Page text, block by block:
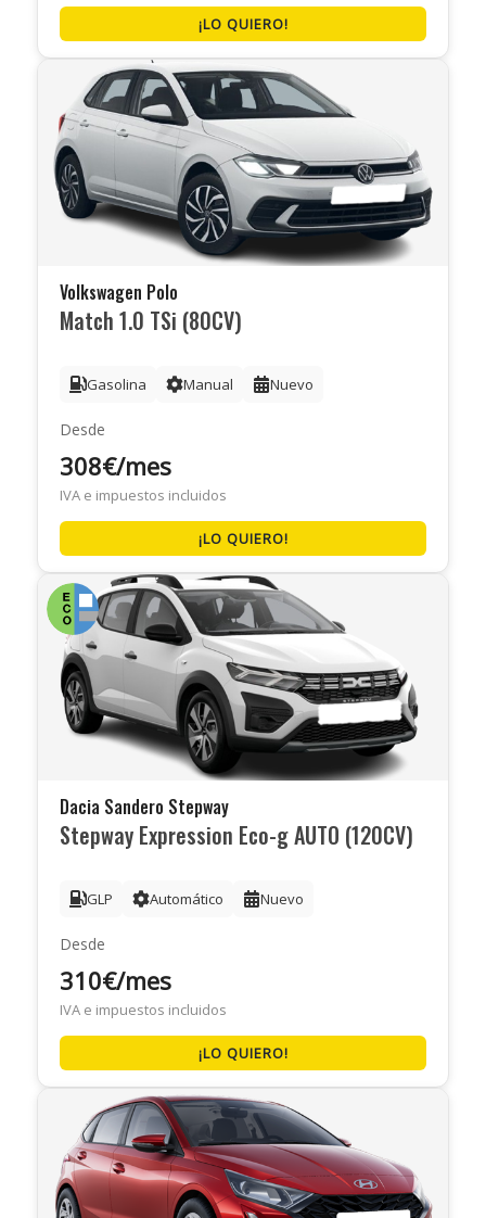
¡LO QUIERO!
Volkswagen Polo
Match 1.0 TSi (80CV)
Gasolina Manual Nuevo
Desde
308€/mes
IVA e impuestos incluidos
¡LO QUIERO!
Dacia Sandero Stepway
Stepway Expression Eco-g AUTO (120CV)
GLP Automático Nuevo
Desde
310€/mes
IVA e impuestos incluidos
¡LO QUIERO!